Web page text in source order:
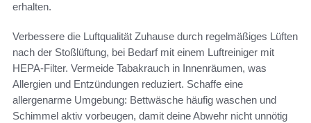
erhalten.
Verbessere die Luftqualität Zuhause durch regelmäßiges Lüften
nach der Stoßlüftung, bei Bedarf mit einem Luftreiniger mit
HEPA-Filter. Vermeide Tabakrauch in Innenräumen, was
Allergien und Entzündungen reduziert. Schaffe eine
allergenarme Umgebung: Bettwäsche häufig waschen und
Schimmel aktiv vorbeugen, damit deine Abwehr nicht unnötig